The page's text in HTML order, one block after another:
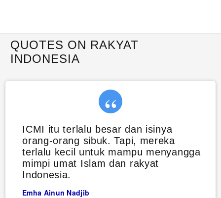
Quote Hari Puisi
QUOTES ON RAKYAT
INDONESIA
ICMI itu terlalu besar dan isinya
orang-orang sibuk. Tapi, mereka
terlalu kecil untuk mampu menyangga
mimpi umat Islam dan rakyat
Indonesia.
Emha Ainun Nadjib